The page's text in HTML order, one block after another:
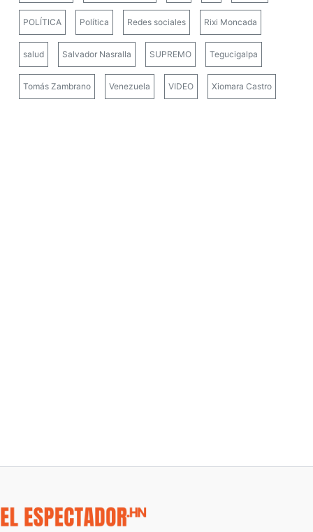
POLÍTICA Política Redes sociales Rixi Moncada
salud Salvador Nasralla SUPREMO Tegucigalpa
Tomás Zambrano Venezuela VIDEO Xiomara Castro